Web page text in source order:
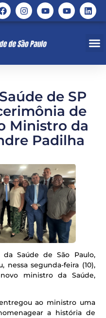
de SP
de
Ministro da
Padilha
Saúde de São Paulo,
nessa segunda-feira (10),
ministro da Saúde,
ao ministro uma
a história de